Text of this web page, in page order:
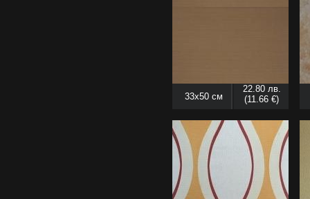
33x50 см
22.80 лв.
(11.66 €)